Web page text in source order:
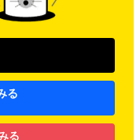
る
る